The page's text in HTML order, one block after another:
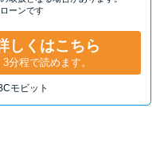
ーンです
しくはこちら
3分程で読めます。
モビット